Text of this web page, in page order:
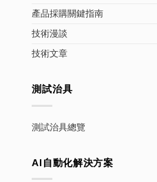
產品採購關鍵指南
技術漫談
技術文章
測試治具
測試治具總覽
AI自動化解決方案